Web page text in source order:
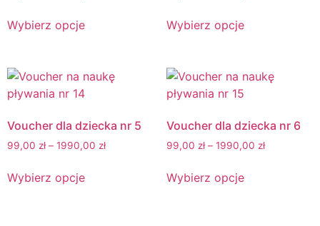
Wybierz opcje Wybierz opcje
Voucher dla dziecka nr 5
99,00 zł – 1990,00 zł
Wybierz opcje
Voucher dla dziecka nr 6
99,00 zł – 1990,00 zł
Wybierz opcje